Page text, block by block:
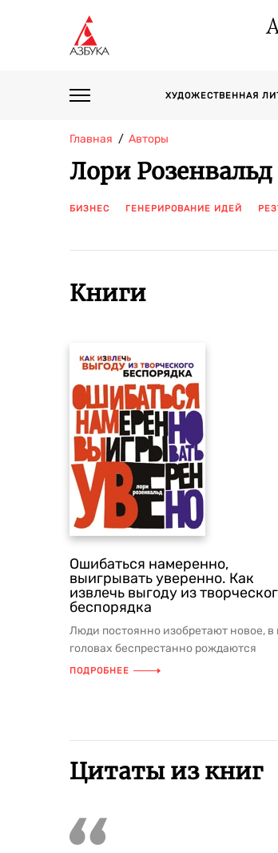
ХУДОЖЕСТВЕННАЯ
Главная Авторы
Лори Розенвальд
БИЗНЕС ГЕНЕРИРОВАНИЕ ИДЕЙ
Книги
Ошибаться намеренно,
выигрывать уверенно. Как
извлечь выгоду из
беспорядка
Люди постоянно изобретают новое, в
головах беспрестанно рождаются
неожиданные идеи. В этой книге,...
ПОДРОБНЕЕ
Цитаты из книг